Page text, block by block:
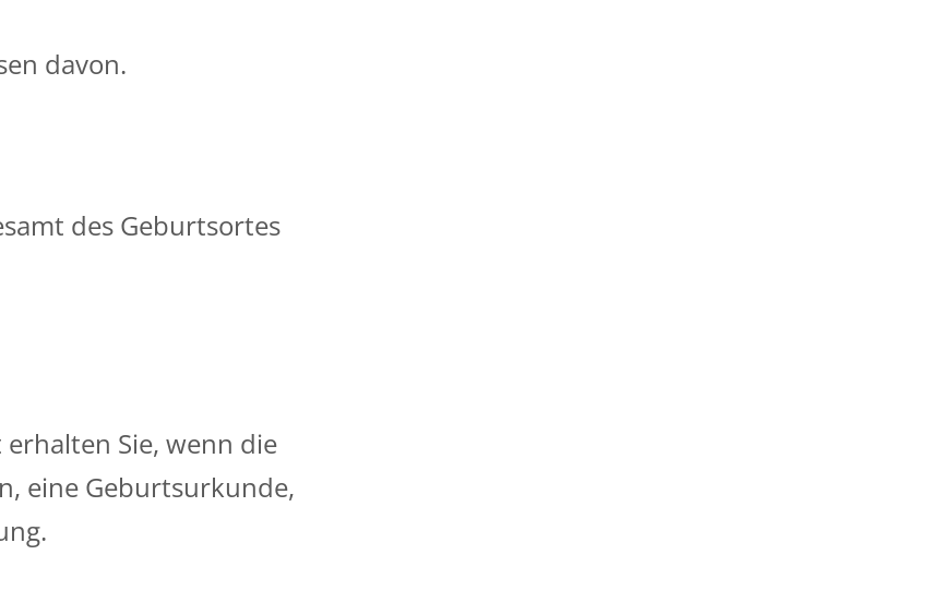
davon.
des Geburtsortes
Sie, wenn die
eine Geburtsurkunde,